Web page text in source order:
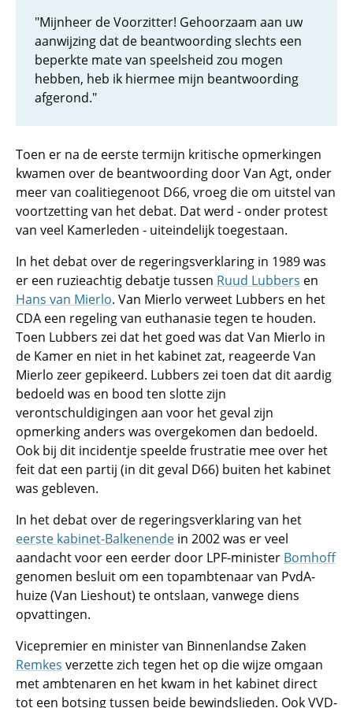
"Mijnheer de Voorzitter! Gehoorzaam aan uw
aanwijzing dat de beantwoording slechts een
beperkte mate van speelsheid zou mogen
hebben, heb ik hiermee mijn beantwoording
afgerond."
Toen er na de eerste termijn kritische opmerkingen
kwamen over de beantwoording door Van Agt, onder
meer van coalitiegenoot D66, vroeg die om uitstel van
voortzetting van het debat. Dat werd - onder protest
van veel Kamerleden - uiteindelijk toegestaan.
In het debat over de regeringsverklaring in 1989 was
er een ruzieachtig debatje tussen Ruud Lubbers en
Hans van Mierlo. Van Mierlo verweet Lubbers en het
CDA een regeling van euthanasie tegen te houden.
Toen Lubbers zei dat het goed was dat Van Mierlo in
de Kamer en niet in het kabinet zat, reageerde Van
Mierlo zeer gepikeerd. Lubbers zei toen dat dit aardig
bedoeld was en bood ten slotte zijn
verontschuldigingen aan voor het geval zijn
opmerking anders was overgekomen dan bedoeld.
Ook bij dit incidentje speelde frustratie mee over het
feit dat een partij (in dit geval D66) buiten het kabinet
was gebleven.
In het debat over de regeringsverklaring van het
eerste kabinet-Balkenende in 2002 was er veel
aandacht voor een eerder door LPF-minister Bomhoff
genomen besluit om een topambtenaar van PvdA-
huize (Van Lieshout) te ontslaan, vanwege diens
opvattingen.
Vicepremier en minister van Binnenlandse Zaken
Remkes verzette zich tegen het op die wijze omgaan
met ambtenaren en het kwam in het kabinet direct
tot een botsing tussen beide bewindslieden. Ook VVD-